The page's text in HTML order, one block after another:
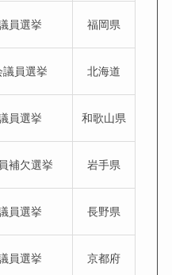
員選挙 福岡県
員選挙 北海道
員選挙 和歌山県
補欠選挙 岩手県
員選挙 長野県
員選挙 京都府